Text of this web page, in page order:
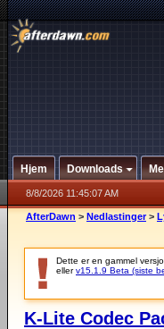
Hjem Downloads
8/8/2026 11:45:07 AM
AfterDawn > Nedlastinger >
Dette er en gammel
ellerv15.1.9 Beta (siste
K-Lite Codec